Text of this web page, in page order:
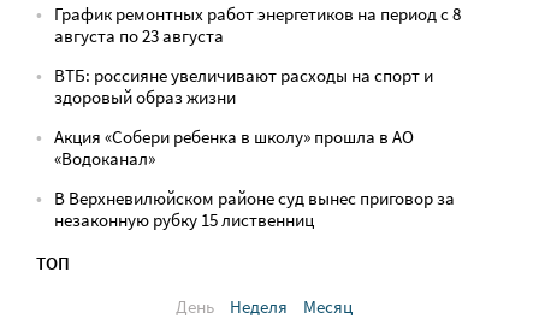
График ремонтных работ энергетиков на период с 8
августа по 23 августа
ВТБ: россияне увеличивают расходы на спорт и
здоровый образ жизни
Акция «Собери ребенка в школу» прошла в АО
«Водоканал»
В Верхневилюйском районе суд вынес приговор за
незаконную рубку 15 лиственниц
ТОП
День
Неделя Месяц